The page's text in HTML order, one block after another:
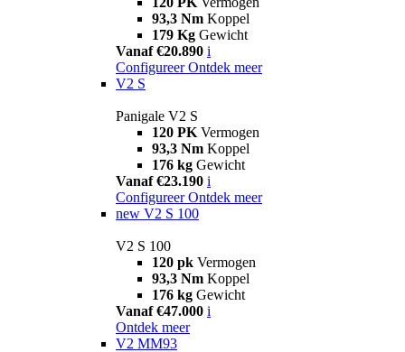
93,3 Nm Koppel
179 Kg Gewicht
Vanaf €20.890 i
Configureer Ontdek meer
V2 S
Panigale V2 S
120 PK Vermogen
93,3 Nm Koppel
176 kg Gewicht
Vanaf €23.190 i
Configureer Ontdek meer
new V2 S 100
V2 S 100
120 pk Vermogen
93,3 Nm Koppel
176 kg Gewicht
Vanaf €47.000 i
Ontdek meer
V2 MM93